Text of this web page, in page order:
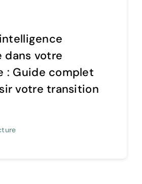
votre
: Guide complet
votre transition